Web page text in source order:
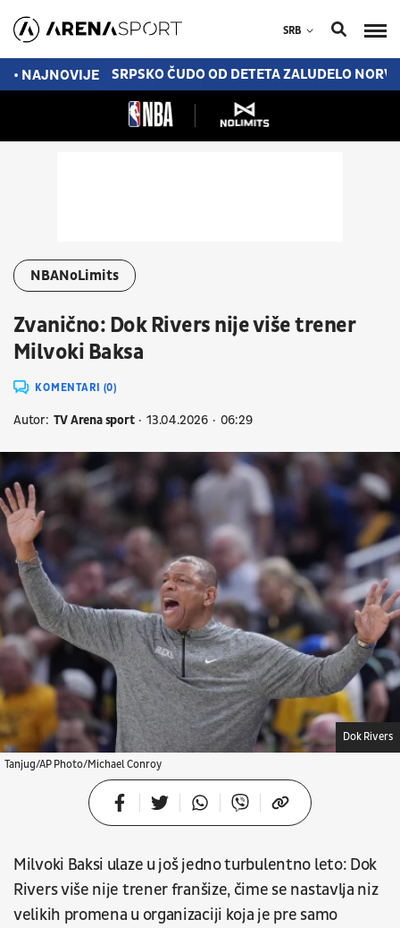
SRB
• NAJNOVIJE
MILIONA EVRA SRPSKO ČUDO OD DETETA ZALUDELO
NBANoLimits
Zvanično: Dok Rivers nije više trener
Milvoki Baksa
KOMENTARI (0)
Autor: TV Arena sport 13.04.2026 06:29
Tanjug/AP Photo/Michael Conroy
Dok Rivers
Milvoki Baksi ulaze u još jedno turbulentno leto: Dok
Rivers više nije trener franšize, čime se nastavlja niz
velikih promena u organizaciji koja je pre samo